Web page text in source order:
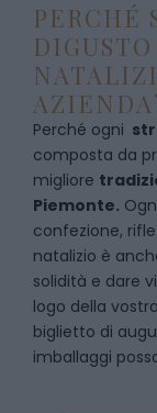
PERCHÉ
Perché ogni
composta da
migliore
Piemonte.
confezione,
natalizio è
solidità e dare
logo della
biglietto di
imballaggi